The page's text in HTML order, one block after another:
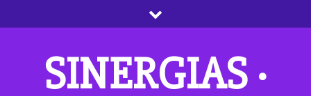
al
SINERGIAS ·